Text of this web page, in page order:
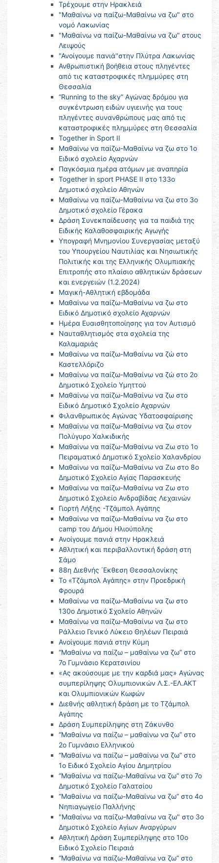
Τρέχουμε στην Ηρακλειά
"Μαθαίνω να παίζω-Μαθαίνω να ζω" στο
νομό Λακωνίας
"Μαθαίνω να παίζω-Μαθαίνω να ζω" στους
Λειψούς
"Ανοίγουμε πανιά''στην Πλύτρα Λακωνίας
Ανθρωπιστική βοήθεια στους πληγέντες
από τις καταστροφικές πλημμύρες στη
Θεσσαλία
“Running to the sky” Αγώνας δρόμου για
συγκέντρωση ειδών υγιεινής για τους
πληγέντες συνανθρώπους μας από τις
καταστροφικές πλημμύρες στη Θεσσαλία
Together in Sport II
Μαθαίνω να παίζω-Μαθαίνω να ζω στο 1ο
Ειδικό σχολείο Αχαρνών
Παγκόσμια ημέρα ατόμων με αναπηρία
Together in sport PHASE II στο 133ο
Δημοτικό σχολείο Αθηνών
Μαθαίνω να παίζω-Μαθαίνω να ζω στο 3ο
Δημοτικό σχολείο Γέρακα
Δράση Συνεκπαίδευσης για τα παιδιά της
Ειδικής Καλαθοσφαιρικής Αγωγής
Υπογραφή Μνημονίου Συνεργασίας μεταξύ
του Υπουργείου Ναυτιλίας και Νησιωτικής
Πολιτικής και της Ελληνικής Ολυμπιακής
Επιτροπής στο πλαίσιο αθλητικών δράσεων
και ενεργειών (1.2.2024)
Μαγική-Αθλητική εβδομάδα
Μαθαίνω να παίζω-Μαθαίνω να ζω στο
Ειδικό Δημοτικό σχολείο Αχαρνών
Ημέρα Ευαισθητοποίησης για τον Αυτισμό
Nαυταθλητισμός στα σχολεία της
Καλαμαριάς
Μαθαίνω να παίζω-Μαθαίνω να ζώ στο
Καστελλόριζο
Μαθαίνω να παίζω-Μαθαίνω να ζώ στο 2ο
Δημοτικό Σχολείο Υμηττού
Μαθαίνω να παίζω-Μαθαίνω να ζω στο
Ειδικό Δημοτικό Σχολείο Αχαρνών
Φιλανθρωπικός Αγώνας Υδατοσφαίρισης
Μαθαίνω να παίζω-Μαθαίνω να ζω στον
Πολύγυρο Χαλκιδικής
Μαθαίνω να παίζω-Μαθαίνω να Ζω στο 1ο
Πειραματικό Δημοτικό Σχολείο Χαλανδρίου
Μαθαίνω να παίζω-Μαθαίνω να Ζω στο 8ο
Δημοτικό Σχολείο Αγίας Παρασκευής
Μαθαίνω να παίζω-Μαθαίνω να Ζω στο
Δημοτικό Σχολείο Ανδραβίδας Λεχαινών
Γιορτή Λήξης -Τζάμπολ Αγάπης
Μαθαίνω να παίζω-Μαθαίνω να ζω στο
camp του Δήμου Ηλιούπολης
Ανοίγουμε πανιά στην Ηρακλειά
Αθλητική και περιβαλλοντική δράση στη
Σάμο
88η Διεθνής ΄Εκθεση Θεσσαλονίκης
Το «Τζάμπολ Αγάπης» στην Προεδρική
Φρουρά
Μαθαίνω να παίζω-Μαθαίνω να ζω στο
130ο Δημοτικό Σχολείο Αθηνών
Μαθαίνω να παίζω-Μαθαίνω να ζω στο
Ράλλειο Γενικό Λύκειο Θηλέων Πειραιά
Ανοίγουμε πανιά στην Κύμη
“Μαθαίνω να παίζω – μαθαίνω να ζω” στο
7ο Γυμνάσιο Κερατσινίου
«Ας ακούσουμε με την καρδιά μας» Αγώνας
συμπερίληψης Ολυμπιονικών Λ.Σ.-ΕΛ.ΑΚΤ
και Ολυμπιονικών Κωφών
Διεθνής αθλητική δράση με το Τζάμπολ
Αγάπης
Δράση Συμπερίληψης στη Ζάκυνθο
“Μαθαίνω να παίζω – μαθαίνω να ζω” στο
2ο Γυμνάσιο Ελληνικού
“Μαθαίνω να παίζω – μαθαίνω να ζω” στο
1ο Ειδικό Σχολείο Αγίου Δημητρίου
“Μαθαίνω να παίζω-Μαθαίνω να ζω” στο 7ο
Δημοτικό Σχολείο Γαλατσίου
“Μαθαίνω να παίζω-Μαθαίνω να ζω” στο 4ο
Νηπιαγωγείο Παλλήνης
"Μαθαίνω να παίζω-Μαθαίνω να ζω" στο 3ο
Δημοτικό Σχολείο Αγίων Αναργύρων
Αθλητική Δράση Συμπερίληψης στο 10ο
Ειδικό Σχολείο Πειραιά
“Μαθαίνω να παίζω-Μαθαίνω να ζω” στο